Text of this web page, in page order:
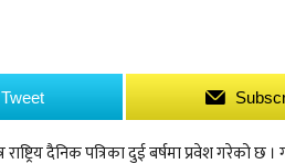
Tweet
दैनिक पत्रिका दुई बर्षमा प्रवेश गरेको छ ।